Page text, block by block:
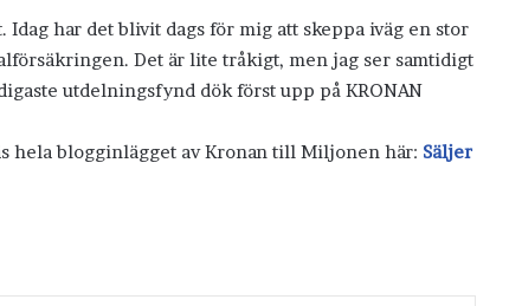
har det blivit dags för mig att skeppa iväg en stor
Det är lite tråkigt, men jag ser samtidigt
utdelningsfynd dök först upp på KRONAN
hela blogginlägget av Kronan till Miljonen här: Säljer